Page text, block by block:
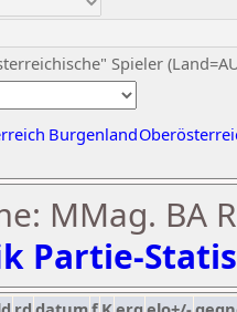
Spieler
Burgenland
MMag. BA
Partie-